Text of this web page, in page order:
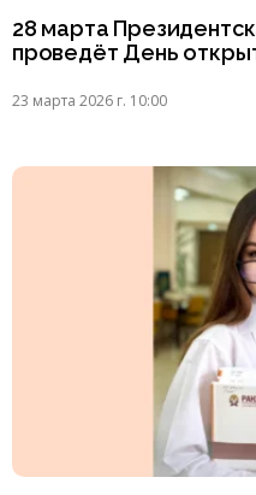
28 марта
проведёт День
23 марта 2026 г. 10:00